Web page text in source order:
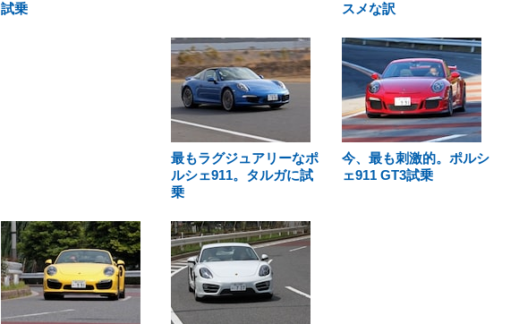
試乗
スメな訳
最もラグジュアリーなポ
ルシェ911。タルガに試
乗
今、最も刺激的。ポルシ
ェ911 GT3試乗